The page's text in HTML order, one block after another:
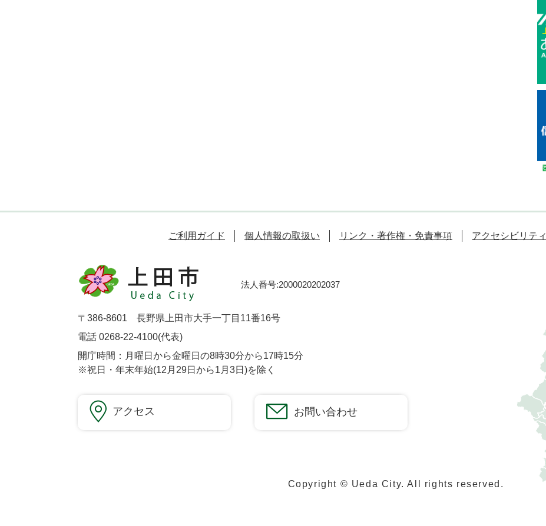
ご利用ガイド 個人情報の取扱い リンク・著作権・免責事項 アクセシビリティ
法人番号:2000020202037
〒386-8601 長野県上田市大手一丁目11番16号
電話 0268-22-4100(代表)
開庁時間：月曜日から金曜日の8時30分から17時15分
※祝日・年末年始(12月29日から1月3日)を除く
アクセス お問い合わせ
Copyright © Ueda City. All rights reserved.